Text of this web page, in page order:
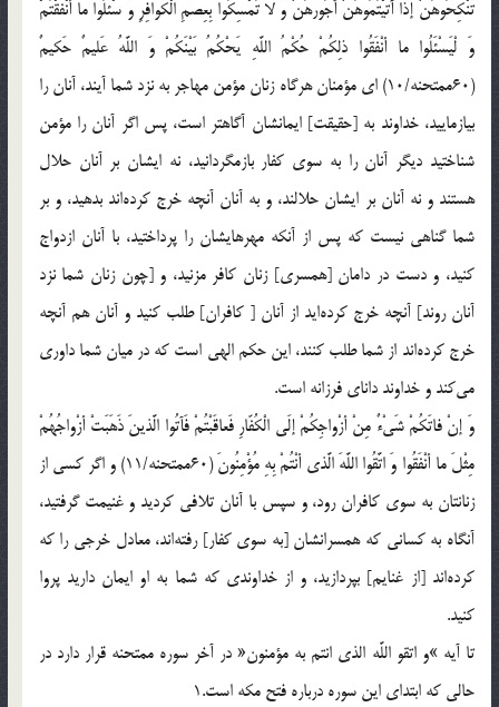
تَنْكِحُوهُنَّ إذا آتَيْتُمُوهُنَّ أُجُورَهُنَّ وَ لا تُمْسِكُوا بِعِصَمِ الْكَوافِرِ وَ سْئَلُوا ما أنْفَقْتُمْ
وَ لْيَسْئَلُوا ما أنْفَقُوا ذلِكُمْ حُكْمُ اللَّهِ يَحْكُمُ بَيْنَكُمْ وَ اللَّهُ عَليمٌ حَكيمٌ
(60ممتحنه/10) اى مؤمنان هرگاه زنان مؤمن مهاجر به نزد شما آيند، آنان را
بيازماييد، خداوند به [حقيقت] ايمانشان آگاهتر است، پس اگر آنان را مؤمن
شناختيد ديگر آنان را به سوى كفار بازمگردانيد، نه ايشان بر آنان حلال
هستند و نه آنان بر ايشان حلالند، و به آنان آنچه خرج كرده‌اند بدهيد، و بر
شما گناهى نيست كه پس از آنكه مهرهايشان را پرداختيد، با آنان ازدواج
كنيد، و دست در دامان [همسرى] زنان كافر مزنيد، و [چون زنان شما نزد
آنان روند] آنچه خرج كرده‌ايد از آنان [ كافران] طلب كنيد و آنان هم آنچه
خرج كرده‌اند از شما طلب كنند، اين حكم الهى است كه در ميان شما داورى
مى‌كند و خداوند داناى فرزانه است.
وَ إنْ فاتَكُمْ شَيْ‌ءٌ مِنْ أزْواجِكُمْ إلَى الْكُفّارِ فَعاقَبْتُمْ فَآتُوا الَّذينَ ذَهَبَتْ أزْواجُهُمْ
مِثْلَ ما أنْفَقُوا وَ اتَّقُوا اللَّهَ الَّذى أنْتُمْ بِهِ مُؤْمِنُونَ (60ممتحنه/11) و اگر كسى از
زنانتان به سوى كافران رود، و سپس با آنان تلافى كرديد و غنيمت گرفتيد،
آنگاه به كسانى كه همسرانشان [به سوى كفار] رفته‌اند، معادل خرجى را كه
كرده‌اند [از غنايم] بپردازيد، و از خداوندى كه شما به او ايمان داريد پروا
كنيد.
تا آيه »و اتقو اللَّه الذى انتم به مؤمنون« در آخر سوره ممتحنه قرار دارد در
حالى كه ابتداى اين سوره درباره فتح مكه است.1